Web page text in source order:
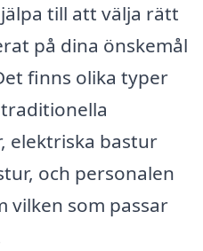
till att välja rätt
på dina önskemål
finns olika typer
elektriska bastur
och personalen
vilken som passar